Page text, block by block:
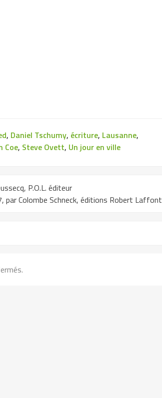
, Daniel Tschumy, écriture, Lausanne,
Coe, Steve Ovett, Un jour en ville
P.O.L. éditeur
par Colombe Schneck, éditions Robert Laffont